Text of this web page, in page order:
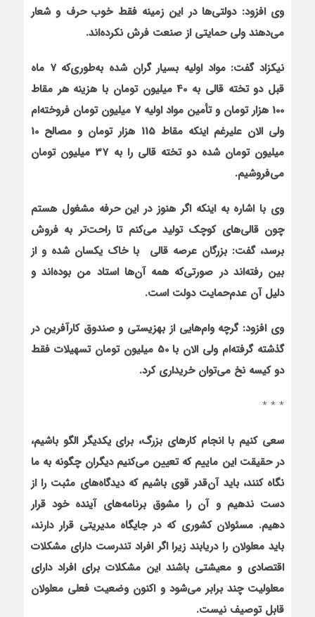
وی افزود: دولتی‌ها در این زمینه فقط خوب حرف و شعار
می‌دهند ولی حمایتی از صنعت فرش نکرده‌اند.
نیکزاد گفت: مواد اولیه بسیار گران شده به‌طوری‌که 7 ماه
قبل دو تخته قالی به 40 میلیون تومان با هزینه هر مقاط
100 هزار تومان و تأمین مواد اولیه 7 میلیون تومان فروخته‌ام
ولی الان علی‏رغم این‏که مقاط 115 هزار تومان و مصالح 10
میلیون تومان شده دو تخته قالی را به 37 میلیون تومان
می‌فروشیم.
وی با اشاره به این‏که اگر هنوز در این حرفه مشغول هستم
چون قالی‌های کوچک تولید می‌کنم تا راحت‌تر به فروش
برسد، گفت: بزرگان عرصه قالی با خاک یکسان شده و از
بین رفته‌اند در صورتی‌که همه آن‌ها استاد من بوده‌اند و
دلیل آن عدم‌حمایت دولت است.
وی افزود: گرچه وام‌هایی از بهزیستی و صندوق کارآفرین در
گذشته گرفته‌ام ولی الان با 50 میلیون تومان تسهیلات فقط
دو کیسه نخ می‌توان خریداری کرد.
* * *
سعی کنیم با انجام کارهای بزرگ، برای یکدیگر الگو باشیم،
در حقیقت این ماییم که تعیین می‌کنیم دیگران چگونه به ما
نگاه کنند، باید آن‌قدر قوی باشیم که دیدگاه‌های مثبت را از
دست ندهیم و آن را مشوق برنامه‌های آینده خود قرار
دهیم. مسئولان کشوری که در جایگاه مدیریتی قرار دارند،
باید معلولان را دریابند زیرا اگر افراد تندرست دارای مشکلات
اقتصادی و معیشتی باشند این مشکلات برای افراد دارای
معلولیت چند برابر می‌شود و اکنون وضعیت فعلی معلولان
قابل توصیف نیست.